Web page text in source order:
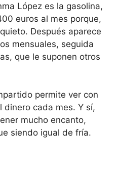
López es la gasolina,
euros al mes porque,
Después aparece
mensuales, seguida
que le suponen otros
permite ver con
dinero cada mes. Y sí,
mucho encanto,
siendo igual de fría.